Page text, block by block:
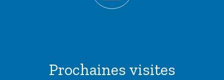
Prochaines visites